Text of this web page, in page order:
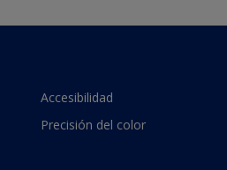
Accesibilidad
Precisión del color